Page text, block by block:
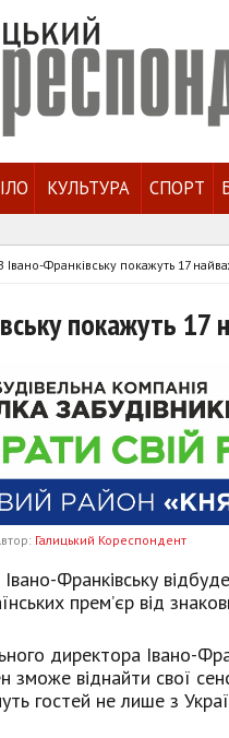
КУЛЬТУРА СПОРТ
Івано-Франківську покажуть 17
покажуть
Галицький Кореспондент
Франківську
прем’єр від
директора Івано-
зможе віднайти свої
гостей не лише з